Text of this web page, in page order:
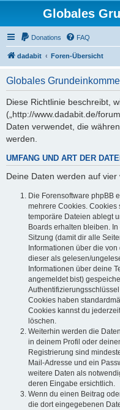
Globales
Donations FAQ
dadabit Foren-Übersicht
Globales
Diese Richtlinie beschreibt,
(„http://www.dadabit.de/
Daten verwendet, die
werden.
UMFANG UND ART DER
Deine Daten werden auf
Die Forensoftware phpBB
mehrere Cookies. Cookies
temporäre Dateien ablegt
Boards erhalten bleiben.
Sitzung (damit dir alle
Informationen über die
dieser als gelesen/
Informationen über deine
angemeldet bist)
Cookies haben
Cookies kannst du
löschen.
Weiterhin werden die
in deinem Profil oder
Registrierung sind
Mail-Adresse und ein
weitere Daten als
deren Eingabe ersichtlich.
Wenn du einen Beitrag
die dort eingegebenen